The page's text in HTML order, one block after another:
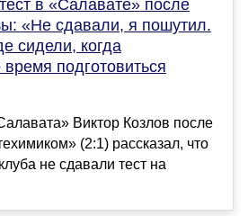
в «Салавате» после
«Не сдавали, я пошутил.
сидели, когда
подготовиться
Виктор Козлов после
(2:1) рассказал, что
не сдавали тест на